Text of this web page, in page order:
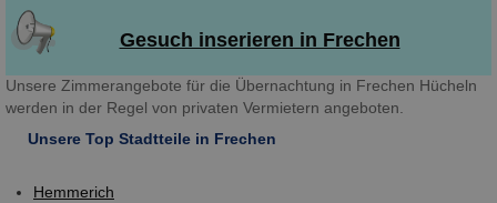
Gesuch inserieren in Frechen
Unsere Zimmerangebote für die Übernachtung in Frechen Hücheln
werden in der Regel von privaten Vermietern angeboten.
Unsere Top Stadtteile in Frechen
Hemmerich